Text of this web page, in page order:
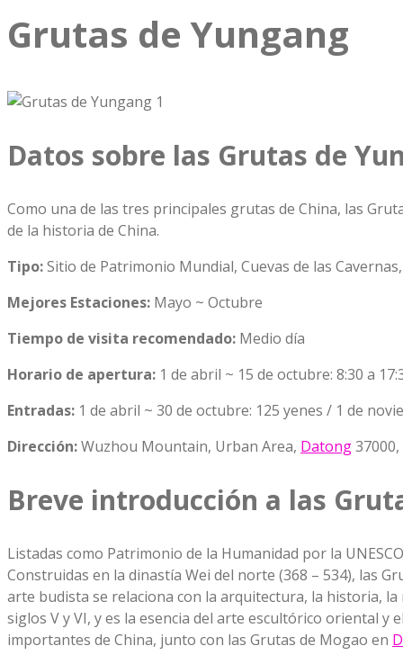
Grutas de Yungang
Datos sobre las Grutas de
Como una de las tres principales grutas de China, las
de la historia de China.
Tipo:Sitio de Patrimonio Mundial, Cuevas de las
Mejores Estaciones: Mayo ~ Octubre
Tiempo de visita recomendado: Medio día
Horario de apertura: 1 de abril ~ 15 de octubre: 8:30 a
Entradas: 1 de abril ~ 30 de octubre: 125 yenes / 1 de
Dirección:Wuzhou Mountain, Urban Area, Datong
Breve introducción a las
Listadas como Patrimonio de la Humanidad por la
Construidas en la dinastía Wei del norte (368 – 534), las
arte budista se relaciona con la arquitectura, la historia,
siglos V y VI, y es la esencia del arte escultórico oriental y
importantes de China, junto con las Grutas de Mogao en